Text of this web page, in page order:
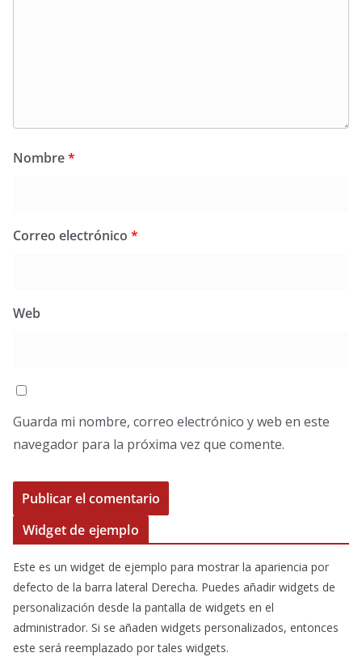
Nombre*
Correo electrónico *
Web
Guarda mi nombre, correo electrónico y web en este
navegador para la próxima vez que comente.
Widget de ejemplo
Este es un widget de ejemplo para mostrar la apariencia por
defecto de la barra lateral Derecha. Puedes añadir widgets de
personalización desde la pantalla de widgets en el
administrador. Si se añaden widgets personalizados, entonces
este será reemplazado por tales widgets.